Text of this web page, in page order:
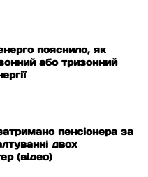
пояснило, як
або тризонний
пенсіонера за
двох
(відео)